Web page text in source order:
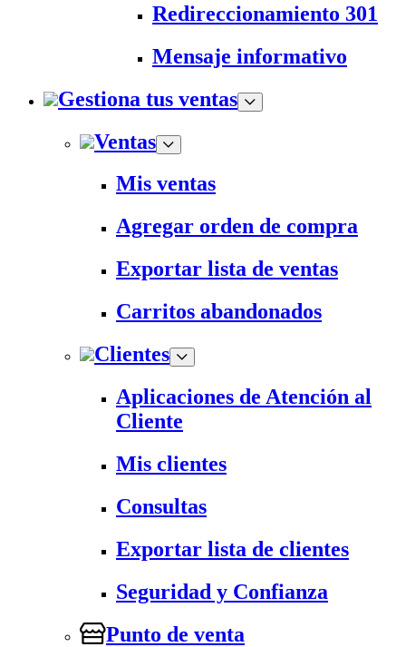
Redireccionamiento 301
Mensaje informativo
Gestiona tus ventas
Ventas
Mis ventas
Agregar orden de compra
Exportar lista de ventas
Carritos abandonados
Clientes
Aplicaciones de Atención al
Cliente
Mis clientes
Consultas
Exportar lista de clientes
Seguridad y Confianza
Punto de venta